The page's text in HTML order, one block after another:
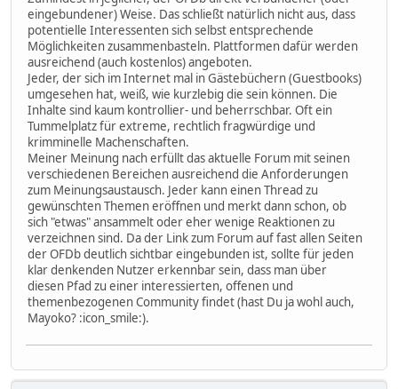
eingebundener) Weise. Das schließt natürlich nicht aus, dass
potentielle Interessenten sich selbst entsprechende
Möglichkeiten zusammenbasteln. Plattformen dafür werden
ausreichend (auch kostenlos) angeboten.
Jeder, der sich im Internet mal in Gästebüchern (Guestbooks)
umgesehen hat, weiß, wie kurzlebig die sein können. Die
Inhalte sind kaum kontrollier- und beherrschbar. Oft ein
Tummelplatz für extreme, rechtlich fragwürdige und
krimminelle Machenschaften.
Meiner Meinung nach erfüllt das aktuelle Forum mit seinen
verschiedenen Bereichen ausreichend die Anforderungen
zum Meinungsaustausch. Jeder kann einen Thread zu
gewünschten Themen eröffnen und merkt dann schon, ob
sich "etwas" ansammelt oder eher wenige Reaktionen zu
verzeichnen sind. Da der Link zum Forum auf fast allen Seiten
der OFDb deutlich sichtbar eingebunden ist, sollte für jeden
klar denkenden Nutzer erkennbar sein, dass man über
diesen Pfad zu einer interessierten, offenen und
themenbezogenen Community findet (hast Du ja wohl auch,
Mayoko? :icon_smile:).